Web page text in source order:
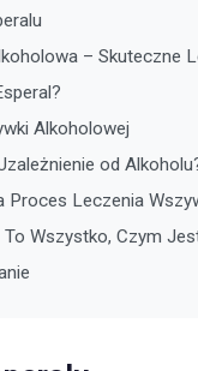
– Skuteczne
Alkoholowej
od
Proces Leczenia
To Wszystko, Czym